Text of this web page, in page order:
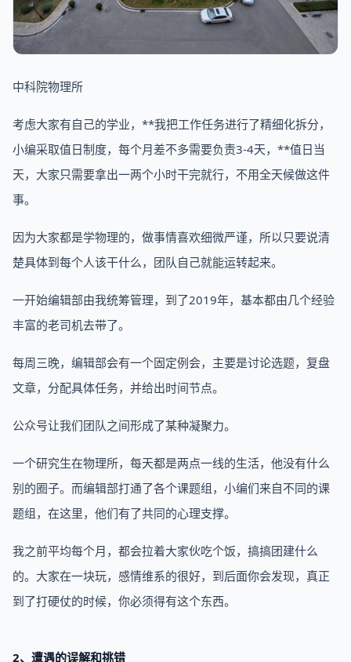
中科院物理所
考虑大家有自己的学业，**我把工作任务进行了精细化拆分，
小编采取值日制度，每个月差不多需要负责3-4天，**值日当
天，大家只需要拿出一两个小时干完就行，不用全天候做这件
事。
因为大家都是学物理的，做事情喜欢细微严谨，所以只要说清
楚具体到每个人该干什么，团队自己就能运转起来。
一开始编辑部由我统筹管理，到了2019年，基本都由几个经验
丰富的老司机去带了。
每周三晚，编辑部会有一个固定例会，主要是讨论选题，复盘
文章，分配具体任务，并给出时间节点。
公众号让我们团队之间形成了某种凝聚力。
一个研究生在物理所，每天都是两点一线的生活，他没有什么
别的圈子。而编辑部打通了各个课题组，小编们来自不同的课
题组，在这里，他们有了共同的心理支撑。
我之前平均每个月，都会拉着大家伙吃个饭，搞搞团建什么
的。大家在一块玩，感情维系的很好，到后面你会发现，真正
到了打硬仗的时候，你必须得有这个东西。
2、遭遇的误解和挑错